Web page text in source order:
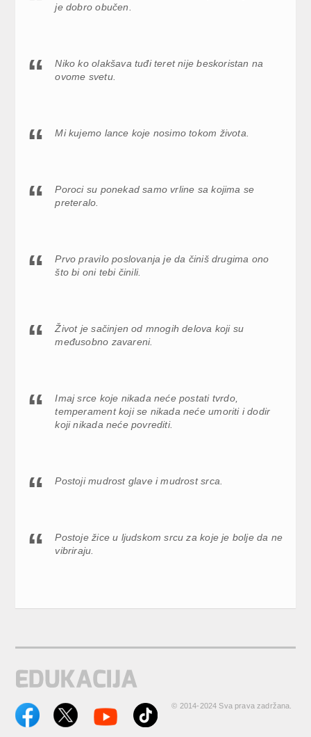
je dobro obučen.
Niko ko olakšava tuđi teret nije beskoristan na
ovome svetu.
Mi kujemo lance koje nosimo tokom života.
Poroci su ponekad samo vrline sa kojima se
preteralo.
Prvo pravilo poslovanja je da činiš drugima ono
što bi oni tebi činili.
Život je sačinjen od mnogih delova koji su
međusobno zavareni.
Imaj srce koje nikada neće postati tvrdo,
temperament koji se nikada neće umoriti i dodir
koji nikada neće povrediti.
Postoji mudrost glave i mudrost srca.
Postoje žice u ljudskom srcu za koje je bolje da ne
vibriraju.
© 2014-2024 Sva prava zadržana.